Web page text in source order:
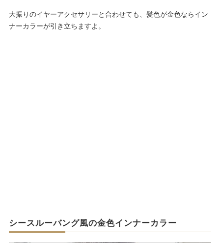
大振りのイヤーアクセサリーと合わせても、髪色が金色ならイン
ナーカラーが引き立ちますよ。
シースルーバング風の金色インナーカラー